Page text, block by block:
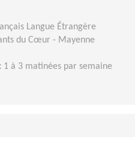
Langue Étrangère
du Cœur - Mayenne
1 à 3 matinées par semaine